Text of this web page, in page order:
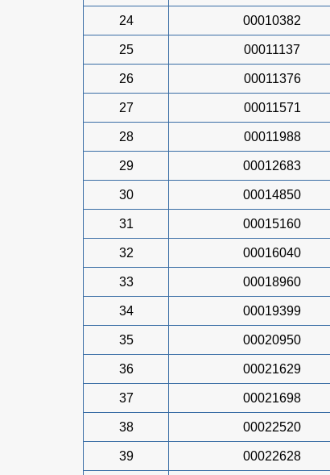
24 00010382
25 00011137
26 00011376
27 00011571
28 00011988
29 00012683
30 00014850
31 00015160
32 00016040
33 00018960
34 00019399
35 00020950
36 00021629
37 00021698
38 00022520
39 00022628